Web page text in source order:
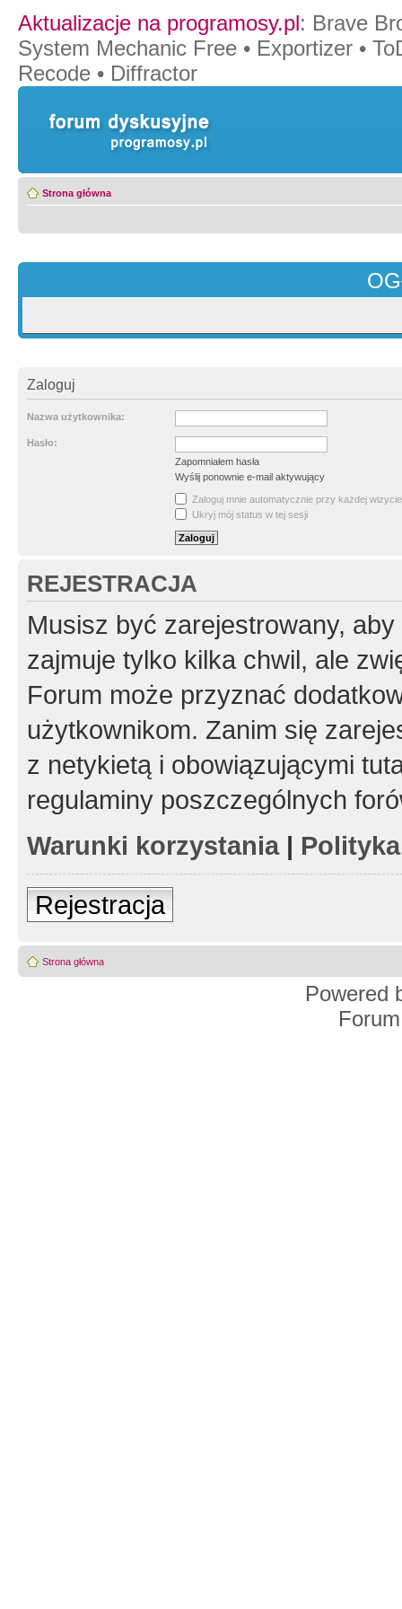
Aktualizacje na programosy.pl: Brave
System Mechanic Free • Exportizer •
Recode • Diffractor
Strona główna
Zaloguj
Nazwa użytkownika:
Hasło:
Zapomniałem hasła
Wyślij ponownie e-mail aktywujący
Zaloguj mnie automatycznie przy każdej wizycie
Ukryj mój status w tej sesji
REJESTRACJA
Musisz być zarejestrowany,
zajmuje tylko kilka chwil, ale
Forum może przyznać
użytkownikom. Zanim się
z netykietą i obowiązującymi
regulaminy poszczególnych
Warunki korzystania|
Rejestracja
Strona główna
Powered